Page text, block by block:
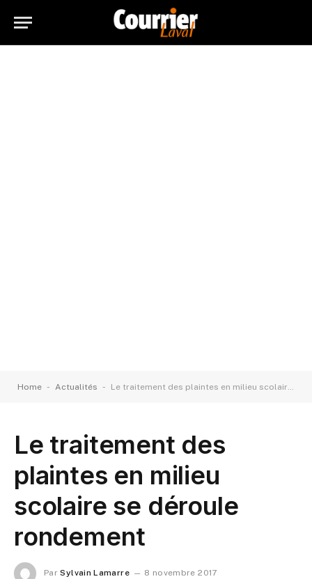
Home - Actualités - Le traitement des plaintes en milieu scolaire se déroule rondement
Le traitement des
plaintes en milieu
scolaire se déroule
rondement
Par Sylvain Lamarre 8 novembre 2017